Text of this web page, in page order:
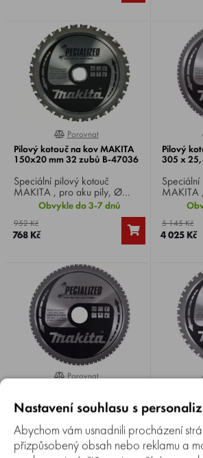
0%
Porovnat
Pilový kotouč na kov MAKITA
150x20 mm 32 zubů B-47036
Speciální pilový kotouč
MAKITA , pro aku pily, Ø
kotouče 150 mm, Ø vrtání 20
mm, 32 zubů, ideální pro
Obvykle do 3-7 dnů
952 Kč
768 Kč
Pilový
305 x
MAKITA
mm, Ø
zubů,
pily.
5 145 Kč
4 025 Kč
0%
Porovnat
185 x 30 mm 70 zubů
Speciální pilový kotouč na kov
MAKITA , Ø kotouče 185
mm, Ø vrtání 30 mm, 70 zubů,
Obvykle do 3-7 dnů
185 x 30
MAKITA
mm, Ø
Nastavení souhlasu s
Abychom vám usnadnili procházení
přizpůsobený obsah nebo reklamu a